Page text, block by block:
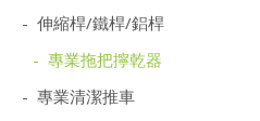
- 伸縮桿/鐵桿/鋁桿
- 專業拖把擰乾器
- 專業清潔推車